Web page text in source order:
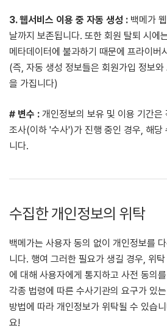
3. 웹서비스 이용 중 자동 생성 : 백메가
날까지 보존됩니다. 또한 회원 탈퇴 시에
메타데이터에 불과하기 때문에 프라이버
(즉, 자동 생성 정보들은 회원가입 정보
을 가집니다)
# 변수 : 개인정보의 보유 및 이용 기간은
조사(이하 '수사')가 진행 중인 경우, 해당
니다.
수집한 개인정보의 위탁
백메가는 사용자 동의 없이 개인정보를
니다. 행여 그러한 필요가 생길 경우, 위
에 대해 사용자에게 통지하고 사전 동의
각종 법령에 따른 수사기관의 요구가 있
방법에 따라 개인정보가 위탁될 수 있습
요!